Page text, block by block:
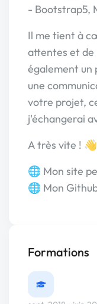
- Bootstrap5,
Il me tient à
attentes et de
également un
une
votre projet,
j'échangerai
A très vite ! 👋
🌐 Mon site
🌐 Mon
Formations